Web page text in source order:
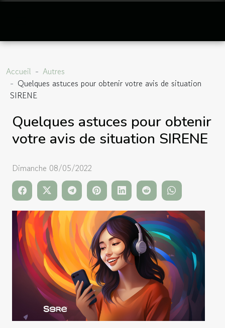
Accueil
Autres
Quelques astuces pour obtenir votre avis de situation
SIRENE
Quelques astuces pour obtenir
votre avis de situation SIRENE
Dimanche 08/05/2022